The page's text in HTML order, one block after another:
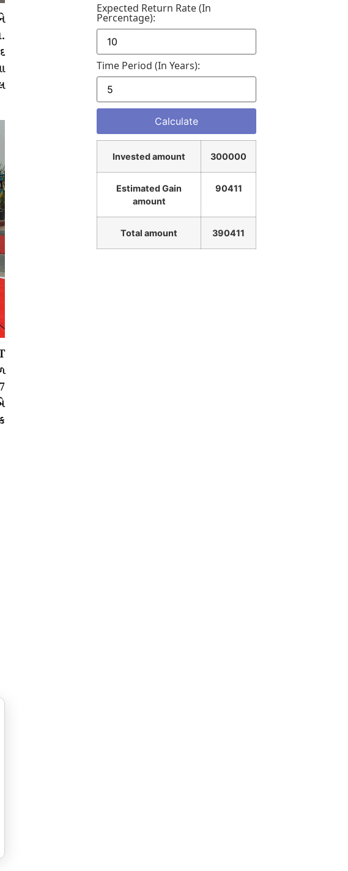
Expected Return Rate (in
Percentage):
Time Period (in Years):
Invested amount 300000
Estimated Gain
amount
90411
Total amount 390411